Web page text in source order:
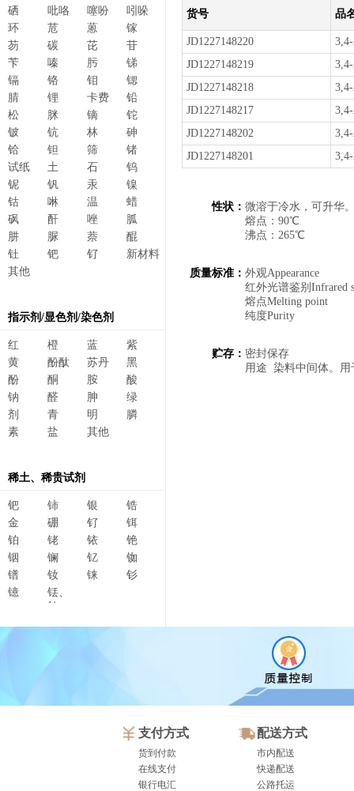
硒
吡咯 噻吩
吲哚
环
苊 蒽
镓
芴
碳 芘
苷
苄
嗪 肟
锑
镉
铬 钼
锶
腈
锂 卡费
铅
松
脒 镝
铊
铍
钪 林
砷
铪
钽 筛
锗
试纸
土 石
钨
铌
钒 汞
镍
钴
啉 温
蜡
砜
酐 唑
胍
肼
脲 萘
醌
钍
钯 钌
新材料
其他
指示剂/显色剂/染色剂
红 橙 蓝
紫
黄
酚酞 苏丹
黑
酚
酮 胺
酸
钠
醛 胂
绿
剂
青 明
膦
素
盐 其他
稀土、稀贵试剂
钯 铈 银
锆
金
硼 钌
铒
铂
铑 铱
铯
铟
镧 钇
铷
镨
钕 铼
钐
镱
铥、
钆、
货号 品
JD1227148220
JD1227148219
JD1227148218
JD1227148217
JD1227148202
JD1227148201
性状： 微溶于冷水，可升华
熔点：90℃
沸点：265℃
质量标准： 外观
红外光谱鉴别
熔点Melting
纯度Purity
贮存： 密封保存
用途 染料中间体。用
支付方式
货到付款
在线支付
银行电汇
配送方式
市内配送
快递配送
公路托运